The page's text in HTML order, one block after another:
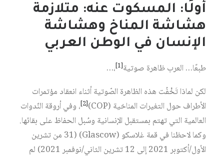
أولًا: المسكوت عنه: متلازمة
هشاشة المناخ وهشاشة
الإنسان في الوطن العربي
طبعًا… العرب ظاهرة صوتية‏[1] ،…
لكن لماذا تَخْفُت هذه الظاهرة الصّوتية أثناء انعقاد مؤتمرات
الأطراف حول التغيرات المناخية (COP)‏
[2] ، وفي أروقة النّدوات
العالمية التي تهتم بمستقبل الإنسانية وسُبل الحفاظ على بقائها.
وكما لاحظنا في قمة غلاسكو (Glascow) (31 من تشرين
الأول/أكتوبر 2021 إلى 12 تشرين الثاني/نوفمبر 2021) لم